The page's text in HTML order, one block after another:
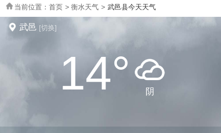
当前位置： 首页 > 衡水天气 > 武邑县今天天气
武邑 [切换]
14° 阴